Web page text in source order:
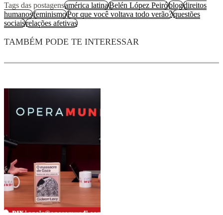
Tags das postagensamérica latinaBelén López Peiróblogdireitos
humanosfeminismoPor que você voltava todo verão?questões
sociaisrelações afetivas
TAMBÉM PODE TE INTERESSAR